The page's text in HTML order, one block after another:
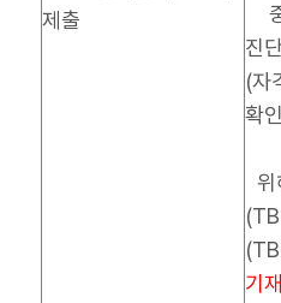
제출
진
(자
확
위
기